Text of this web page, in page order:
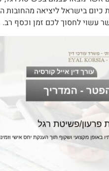
בישראל ליציאה מהחובות
עשוי לחסוך לכם זמן וכסף רב.